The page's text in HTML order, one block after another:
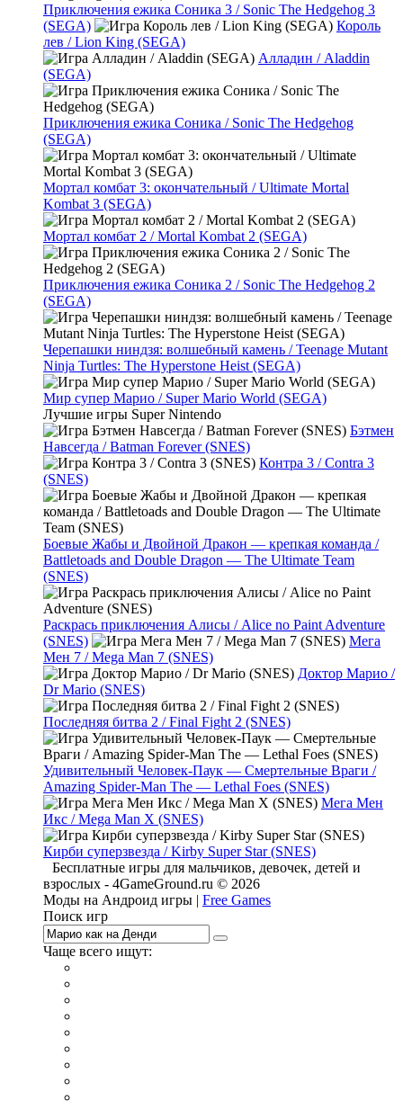
Приключения ежика Соника 3 / Sonic The Hedgehog 3
(SEGA)
Король
лев / Lion King (SEGA)
Алладин / Aladdin
(SEGA)
Приключения ежика Соника / Sonic The Hedgehog
(SEGA)
Мортал комбат 3: окончательный / Ultimate Mortal
Kombat 3 (SEGA)
Мортал комбат 2 / Mortal Kombat 2 (SEGA)
Приключения ежика Соника 2 / Sonic The Hedgehog 2
(SEGA)
Черепашки ниндзя: волшебный камень / Teenage Mutant
Ninja Turtles: The Hyperstone Heist (SEGA)
Мир супер Марио / Super Mario World (SEGA)
Лучшие игры Super Nintendo
Бэтмен
Навсегда / Batman Forever (SNES)
Контра 3 / Contra 3
(SNES)
Боевые Жабы и Двойной Дракон — крепкая команда /
Battletoads and Double Dragon — The Ultimate Team
(SNES)
Раскрась приключения Алисы / Alice no Paint Adventure
(SNES)
Мега
Мен 7 / Mega Man 7 (SNES)
Доктор Марио /
Dr Mario (SNES)
Последняя битва 2 / Final Fight 2 (SNES)
Удивительный Человек-Паук — Смертельные Враги /
Amazing Spider-Man The — Lethal Foes (SNES)
Мега Мен
Икс / Mega Man X (SNES)
Кирби суперзвезда / Kirby Super Star (SNES)
Бесплатные игры для мальчиков, девочек, детей и
взрослых - 4GameGround.ru © 2026
Моды на Андроид игры | Free Games
Поиск игр
Чаще всего ищут: